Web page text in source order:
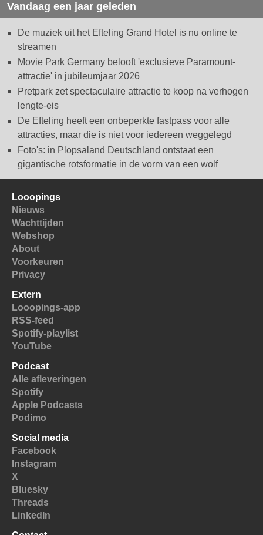
Vandaag een jaar geleden
De muziek uit het Efteling Grand Hotel is nu online te
streamen
Movie Park Germany belooft 'exclusieve Paramount-
attractie' in jubileumjaar 2026
Pretpark zet spectaculaire attractie te koop na verhogen
lengte-eis
De Efteling heeft een onbeperkte fastpass voor alle
attracties, maar die is niet voor iedereen weggelegd
Foto's: in Plopsaland Deutschland ontstaat een
gigantische rotsformatie in de vorm van een wolf
Looopings
Nieuws
Wachttijden
Webshop
About
Voorkeuren
Privacy
Extern
Looopings-app
RSS-feed
Spotify-playlist
YouTube
Podcast
Alle afleveringen
Spotify
Apple Podcasts
Podimo
Social media
Facebook
Instagram
X
Bluesky
Threads
LinkedIn